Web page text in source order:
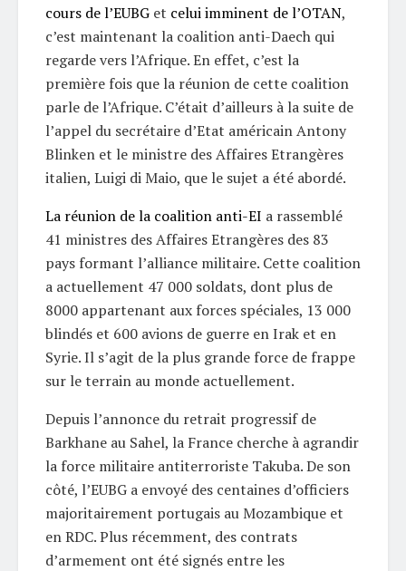
cours de l’EUBG et celui imminent de l’OTAN,
c’est maintenant la coalition anti-Daech qui
regarde vers l’Afrique. En effet, c’est la
première fois que la réunion de cette coalition
parle de l’Afrique. C’était d’ailleurs à la suite de
l’appel du secrétaire d’Etat américain Antony
Blinken et le ministre des Affaires Etrangères
italien, Luigi di Maio, que le sujet a été abordé.
La réunion de la coalition anti-EI a rassemblé
41 ministres des Affaires Etrangères des 83
pays formant l’alliance militaire. Cette coalition
a actuellement 47 000 soldats, dont plus de
8000 appartenant aux forces spéciales, 13 000
blindés et 600 avions de guerre en Irak et en
Syrie. Il s’agit de la plus grande force de frappe
sur le terrain au monde actuellement.
Depuis l’annonce du retrait progressif de
Barkhane au Sahel, la France cherche à agrandir
la force militaire antiterroriste Takuba. De son
côté, l’EUBG a envoyé des centaines d’officiers
majoritairement portugais au Mozambique et
en RDC. Plus récemment, des contrats
d’armement ont été signés entre les